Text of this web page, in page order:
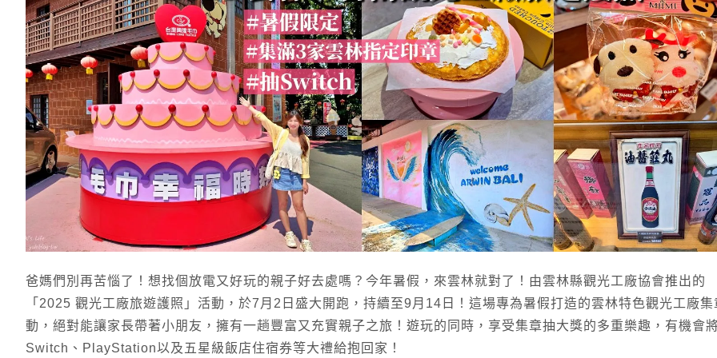
爸媽們別再苦惱了！想找個放電又好玩的親子好去處嗎？今年暑假，來雲林就對了！由雲林縣觀光工廠協會推出的
「2025 觀光工廠旅遊護照」活動，於7月2日盛大開跑，持續至9月14日！這場專為暑假打造的雲林特色觀光工廠集
動，絕對能讓家長帶著小朋友，擁有一趟豐富又充實親子之旅！遊玩的同時，享受集章抽大獎的多重樂趣，有機會
Switch、PlayStation以及五星級飯店住宿券等大禮給抱回家！